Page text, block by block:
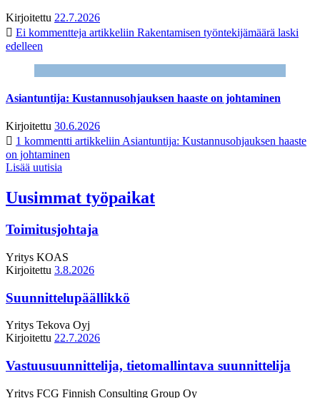
Kirjoitettu 22.7.2026
Ei kommentteja artikkeliin Rakentamisen työntekijämäärä laski
edelleen
Asiantuntija: Kustannusohjauksen haaste on johtaminen
Kirjoitettu 30.6.2026
1 kommentti artikkeliin Asiantuntija: Kustannusohjauksen haaste
on johtaminen
Lisää uutisia
Uusimmat työpaikat
Toimitusjohtaja
Yritys KOAS
Kirjoitettu 3.8.2026
Suunnittelupäällikkö
Yritys Tekova Oyj
Kirjoitettu 22.7.2026
Vastuusuunnittelija, tietomallintava suunnittelija
Yritys FCG Finnish Consulting Group Oy